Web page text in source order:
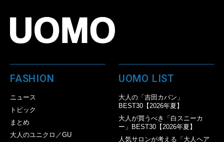
FASHION
ニュース
トピック
まとめ
大人のユニクロ／GU
UOMO LIST
大人の「吉田カバン」
BEST30【2026年夏】
大人が買うべき「白スニーカ
ー」BEST30【2026年夏】
人気サロンが考える「大人ヘア